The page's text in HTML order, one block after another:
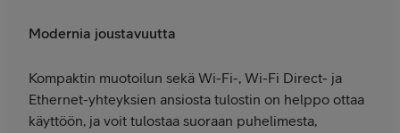
Modernia joustavuutta
Kompaktin muotoilun sekä Wi-Fi-, Wi-Fi Direct- ja
Ethernet-yhteyksien ansiosta tulostin on helppo ottaa
käyttöön, ja voit tulostaa suoraan puhelimesta,